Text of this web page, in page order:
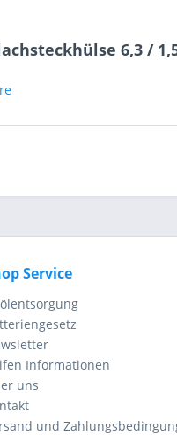
6,3 /
Service
Informationen
uns
und